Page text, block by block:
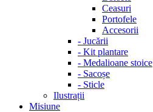
Ceasuri
Portofele
Accesorii
- Jucării
- Kit plantare
- Medalioane stoice
- Sacoșe
- Sticle
Ilustrații
Misiune